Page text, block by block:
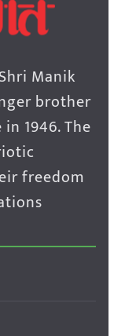
Manik
brother
1946. The
freedom